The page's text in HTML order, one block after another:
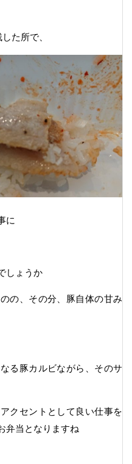
た所で、
に
しょうか
の、その分、豚自体の甘み
る豚カルビながら、そのサ
クセントとして良い仕事を
弁当となりますね